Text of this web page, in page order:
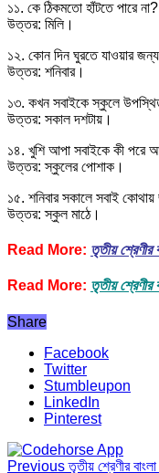
১১. কে ঠিকমতো হাঁটতে পারে না?
উত্তর: মিলি।
১২. কোন দিন ঘুরতে যাওয়ার জন্য
উত্তর: শনিবার।
১৩. কখন সবাইকে স্কুলে
উত্তর: সকাল দশটায়।
১৪. খুশি আপা সবাইকে কী পরে
উত্তর: স্কুলের পোশাক।
১৫. শনিবার সকালে সবাই
উত্তর: স্কুল মাঠে।
Read More: তৃতীয় শ্রেণীর
Read More: তৃতীয় শ্রেণীর
Share
Facebook
Twitter
Stumbleupon
LinkedIn
Pinterest
Previousতৃতীয় শ্রেণীর